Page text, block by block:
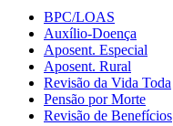
BPC/LOAS
Auxílio-Doença
Aposent. Especial
Aposent. Rural
Revisão da Vida Toda
Pensão por Morte
Revisão de Benefícios